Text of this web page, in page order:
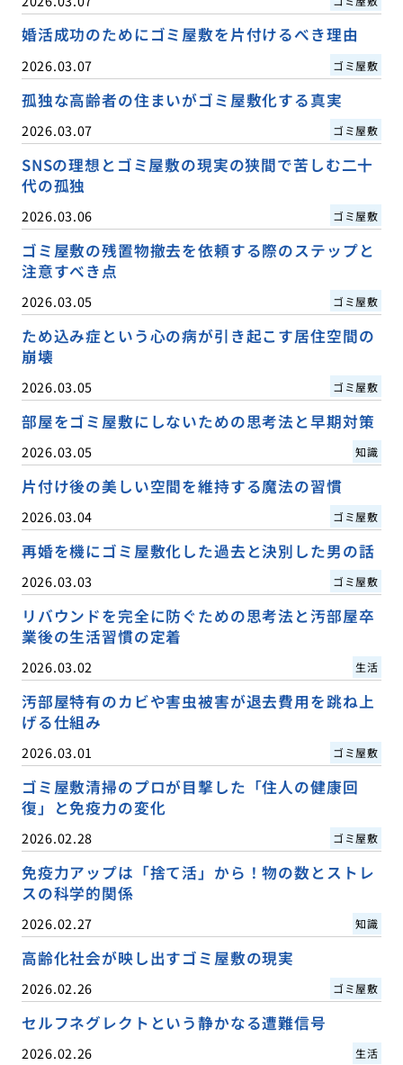
婚活成功のためにゴミ屋敷を片付けるべき理由
2026.03.07 ゴミ屋敷
孤独な高齢者の住まいがゴミ屋敷化する真実
2026.03.07 ゴミ屋敷
SNSの理想とゴミ屋敷の現実の狭間で苦しむ二十
代の孤独
2026.03.06 ゴミ屋敷
ゴミ屋敷の残置物撤去を依頼する際のステップと
注意すべき点
2026.03.05 ゴミ屋敷
ため込み症という心の病が引き起こす居住空間の
崩壊
2026.03.05 ゴミ屋敷
部屋をゴミ屋敷にしないための思考法と早期対策
2026.03.05 知識
片付け後の美しい空間を維持する魔法の習慣
2026.03.04 ゴミ屋敷
再婚を機にゴミ屋敷化した過去と決別した男の話
2026.03.03 ゴミ屋敷
リバウンドを完全に防ぐための思考法と汚部屋卒
業後の生活習慣の定着
2026.03.02 生活
汚部屋特有のカビや害虫被害が退去費用を跳ね上
げる仕組み
2026.03.01 ゴミ屋敷
ゴミ屋敷清掃のプロが目撃した「住人の健康回
復」と免疫力の変化
2026.02.28 ゴミ屋敷
免疫力アップは「捨て活」から！物の数とストレ
スの科学的関係
2026.02.27 知識
高齢化社会が映し出すゴミ屋敷の現実
2026.02.26 ゴミ屋敷
セルフネグレクトという静かなる遭難信号
2026.02.26 生活